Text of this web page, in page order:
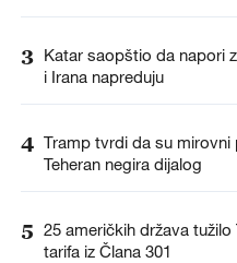
3 Katar saopštio da napori
i Irana napreduju
4 Tramp tvrdi da su
Teheran negira dijalog
5 25 američkih država
tarifa iz Člana 301